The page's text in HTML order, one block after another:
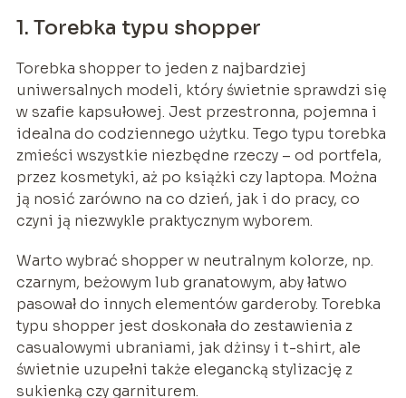
1. Torebka typu shopper
Torebka shopper to jeden z najbardziej
uniwersalnych modeli, który świetnie sprawdzi się
w szafie kapsułowej. Jest przestronna, pojemna i
idealna do codziennego użytku. Tego typu torebka
zmieści wszystkie niezbędne rzeczy – od portfela,
przez kosmetyki, aż po książki czy laptopa. Można
ją nosić zarówno na co dzień, jak i do pracy, co
czyni ją niezwykle praktycznym wyborem.
Warto wybrać shopper w neutralnym kolorze, np.
czarnym, beżowym lub granatowym, aby łatwo
pasował do innych elementów garderoby. Torebka
typu shopper jest doskonała do zestawienia z
casualowymi ubraniami, jak dżinsy i t-shirt, ale
świetnie uzupełni także elegancką stylizację z
sukienką czy garniturem.